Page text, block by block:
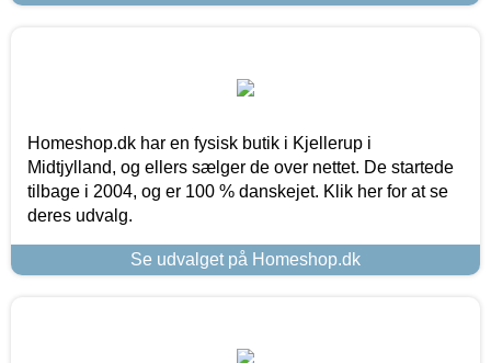
Homeshop.dk har en fysisk butik i Kjellerup i
Midtjylland, og ellers sælger de over nettet. De startede
tilbage i 2004, og er 100 % danskejet. Klik her for at se
deres udvalg.
Se udvalget på Homeshop.dk